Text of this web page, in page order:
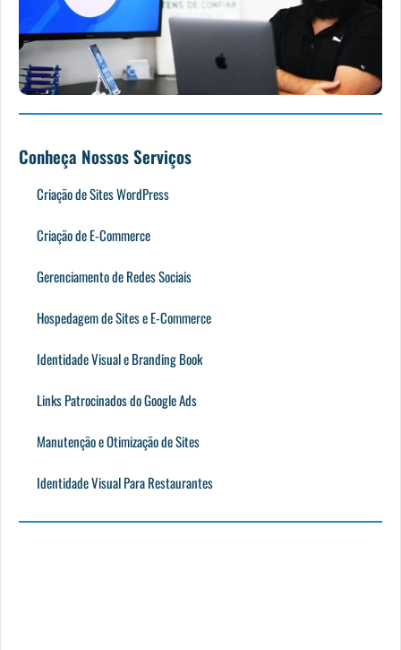
Conheça Nossos Serviços
Criação de Sites WordPress
Criação de E-Commerce
Gerenciamento de Redes Sociais
Hospedagem de Sites e E-Commerce
Identidade Visual e Branding Book
Links Patrocinados do Google Ads
Manutenção e Otimização de Sites
Identidade Visual Para Restaurantes